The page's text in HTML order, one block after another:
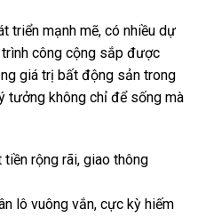
triển mạnh mẽ, có nhiều dự
công cộng sắp được
giá trị bất động sản trong
tưởng không chỉ để sống mà
rộng rãi, giao thông
lô vuông vắn, cực kỳ hiếm